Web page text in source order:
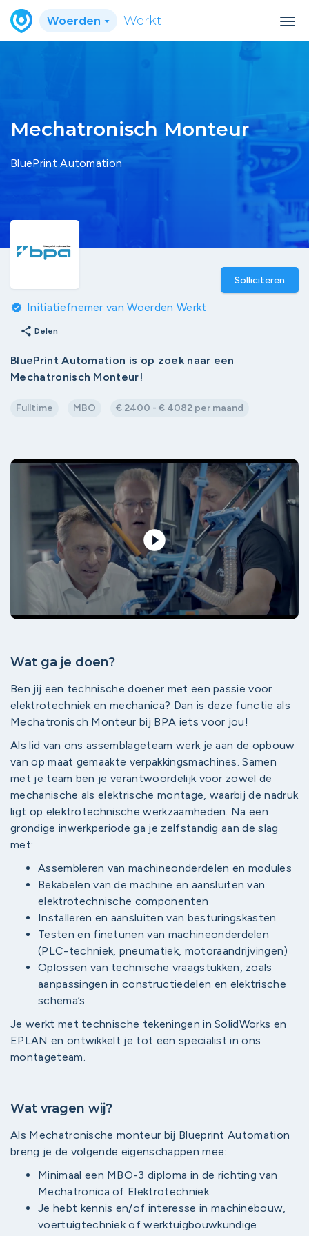
Woerden Werkt
Mechatronisch Monteur
BluePrint Automation
Solliciteren
verified Initiatiefnemer van Woerden Werkt
share Delen
BluePrint Automation is op zoek naar een
Mechatronisch Monteur!
Fulltime MBO € 2400 - € 4082 per maand
play_circle_filled
Wat ga je doen?
Ben jij een technische doener met een passie voor
elektrotechniek en mechanica? Dan is deze functie als
Mechatronisch Monteur bij BPA iets voor jou!
Als lid van ons assemblageteam werk je aan de opbouw
van op maat gemaakte verpakkingsmachines. Samen
met je team ben je verantwoordelijk voor zowel de
mechanische als elektrische montage, waarbij de nadruk
ligt op elektrotechnische werkzaamheden. Na een
grondige inwerkperiode ga je zelfstandig aan de slag
met:
Assembleren van machineonderdelen en modules
Bekabelen van de machine en aansluiten van
elektrotechnische componenten
Installeren en aansluiten van besturingskasten
Testen en finetunen van machineonderdelen
(PLC-techniek, pneumatiek, motoraandrijvingen)
Oplossen van technische vraagstukken, zoals
aanpassingen in constructiedelen en elektrische
schema’s
Je werkt met technische tekeningen in SolidWorks en
EPLAN en ontwikkelt je tot een specialist in ons
montageteam.
Wat vragen wij?
Als Mechatronische monteur bij Blueprint Automation
breng je de volgende eigenschappen mee:
Minimaal een MBO-3 diploma in de richting van
Mechatronica of Elektrotechniek
Je hebt kennis en/of interesse in machinebouw,
voertuigtechniek of werktuigbouwkundige